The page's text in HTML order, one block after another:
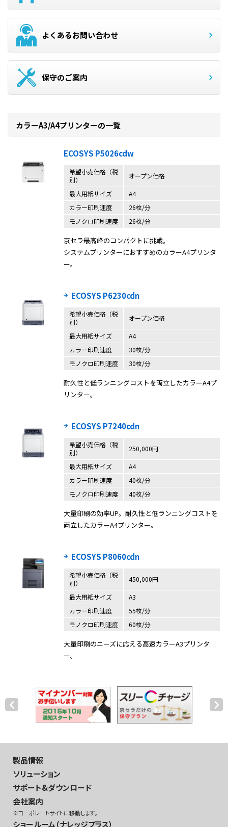
よくあるお問い合わせ
保守のご案内
カラーA3/A4プリンターの一覧
ECOSYS P5026cdw
希望小売価格（税
別）
オープン価格
最大用紙サイズ
A4
カラー印刷速度
26枚/分
モノクロ印刷速度
26枚/分
京セラ最高峰のコンパクトに挑戦。
システムプリンターにおすすめのカラーA4プリンタ
ー。
ECOSYS P6230cdn
希望小売価格（税
別）
オープン価格
最大用紙サイズ
A4
カラー印刷速度
30枚/分
モノクロ印刷速度
30枚/分
耐久性と低ランニングコストを両立したカラーA4プ
リンター。
ECOSYS P7240cdn
希望小売価格（税
別）
250,000円
最大用紙サイズ
A4
カラー印刷速度
40枚/分
モノクロ印刷速度
40枚/分
大量印刷の効率UP。耐久性と低ランニングコストを
両立したカラーA4プリンター。
ECOSYS P8060cdn
希望小売価格（税
別）
450,000円
最大用紙サイズ
A3
カラー印刷速度
55枚/分
モノクロ印刷速度
60枚/分
大量印刷のニーズに応える高速カラーA3プリンタ
ー。
製品情報
ソリューション
サポート&ダウンロード
会社案内
※コーポレートサイトに移動します。
ショールーム（ナレッジプラス）